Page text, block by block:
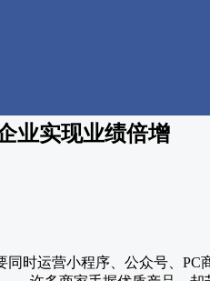
业实现业绩倍增
时运营小程序、公众号、PC